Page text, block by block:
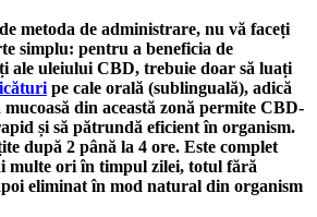
metoda de administrare, nu vă faceți
simplu: pentru a beneficia de
ale uleiului CBD, trebuie doar să luați
pe cale orală (sublinguală), adică
din această zonă permite CBD-
și să pătrundă eficient în organism.
după 2 până la 4 ore. Este complet
multe ori în timpul zilei, totul fără
eliminat în mod natural din organism